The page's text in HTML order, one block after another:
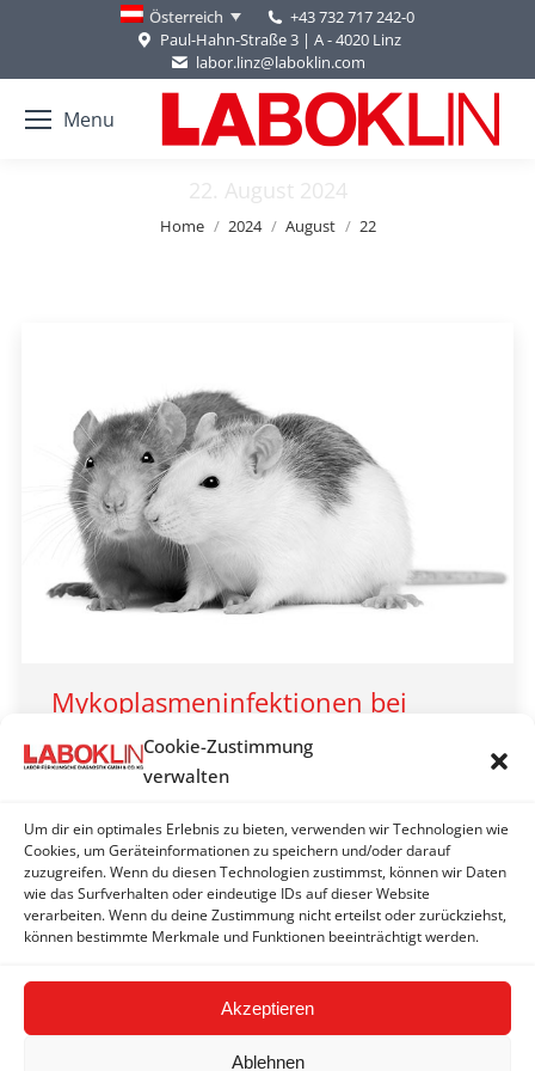
Cookie-Zustimmung
verwalten
Um dir ein optimales Erlebnis zu bieten, verwenden wir Technologien wie
Cookies, um Geräteinformationen zu speichern und/oder darauf
zuzugreifen. Wenn du diesen Technologien zustimmst, können wir Daten
wie das Surfverhalten oder eindeutige IDs auf dieser Website
verarbeiten. Wenn du deine Zustimmung nicht erteilst oder zurückziehst,
können bestimmte Merkmale und Funktionen beeinträchtigt werden.
Akzeptieren
Ablehnen
Österreich
+43 732 717 242-0
Paul-Hahn-Straße 3 | A - 4020 Linz
labor.linz@laboklin.com
Menu
22. August 2024
You are here:
Home 2024 August 22
Mykoplasmeninfektionen bei
Kleinsäugern
LABOKLIN aktuell 2024
Kaninchen, Meerschweinchen, Ratte und Co. sind
beliebte Haustiere und täglich Patienten in unseren
Kleintierpraxen.